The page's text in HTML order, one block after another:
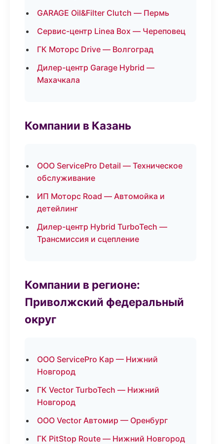
GARAGE Oil&Filter Clutch — Пермь
Сервис-центр Linea Box — Череповец
ГК Моторс Drive — Волгоград
Дилер-центр Garage Hybrid —
Махачкала
Компании в Казань
ООО ServicePro Detail — Техническое
обслуживание
ИП Моторс Road — Автомойка и
детейлинг
Дилер-центр Hybrid TurboTech —
Трансмиссия и сцепление
Компании в регионе:
Приволжский федеральный
округ
ООО ServicePro Кар — Нижний
Новгород
ГК Vector TurboTech — Нижний
Новгород
ООО Vector Автомир — Оренбург
ГК PitStop Route — Нижний Новгород